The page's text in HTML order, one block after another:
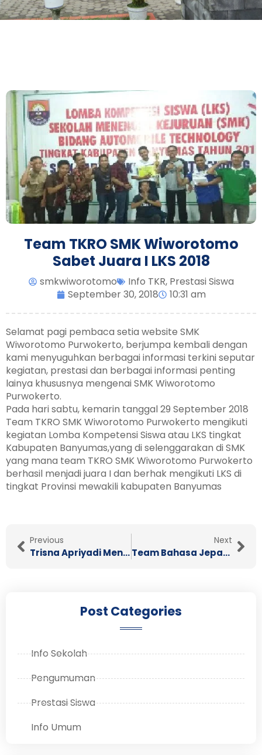
Team TKRO SMK Wiworotomo
Sabet Juara I LKS 2018
smkwiworotomo Info TKR, Prestasi Siswa
September 30, 2018
10:31 am
Selamat pagi pembaca setia website SMK
Wiworotomo Purwokerto, berjumpa kembali dengan
kami menyuguhkan berbagai informasi terkini seputar
kegiatan, prestasi dan berbagai informasi penting
lainya khususnya mengenai SMK Wiworotomo
Purwokerto.
Pada hari sabtu, kemarin tanggal 29 September 2018
Team TKRO SMK Wiworotomo Purwokerto mengikuti
kegiatan Lomba Kompetensi Siswa atau LKS tingkat
Kabupaten Banyumas,yang di selenggarakan di SMK
yang mana team TKRO SMK Wiworotomo Purwokerto
berhasil menjadi juara I dan berhak mengikuti LKS di
tingkat Provinsi mewakili kabupaten Banyumas
Prev
Previous
Trisna Apriyadi Menyabet Juara I Pada LKS Mata Lomba TBSM
Next
Team Bahasa Jepang SMK Wiworotomo Menjadi Juara di Festival Jepang Unsoed (FJU) …
Post Categories
Info Sekolah
Pengumuman
Prestasi Siswa
Info Umum